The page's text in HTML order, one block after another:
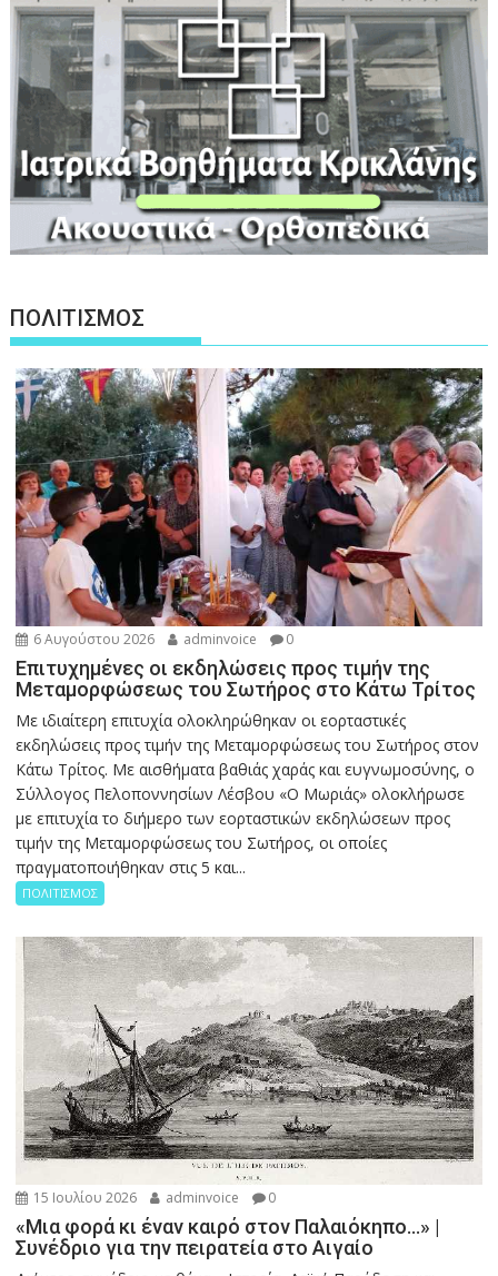
ΠΟΛΙΤΙΣΜΟΣ
6 Αυγούστου 2026 adminvoice 0
Επιτυχημένες οι εκδηλώσεις προς τιμήν της
Μεταμορφώσεως του Σωτήρος στο Κάτω Τρίτος
Με ιδιαίτερη επιτυχία ολοκληρώθηκαν οι εορταστικές
εκδηλώσεις προς τιμήν της Μεταμορφώσεως του Σωτήρος στον
Κάτω Τρίτος. Με αισθήματα βαθιάς χαράς και ευγνωμοσύνης, ο
Σύλλογος Πελοποννησίων Λέσβου «Ο Μωριάς» ολοκλήρωσε
με επιτυχία το διήμερο των εορταστικών εκδηλώσεων προς
τιμήν της Μεταμορφώσεως του Σωτήρος, οι οποίες
πραγματοποιήθηκαν στις 5 και...
ΠΟΛΙΤΙΣΜΟΣ
15 Ιουλίου 2026 adminvoice 0
«Μια φορά κι έναν καιρό στον Παλαιόκηπο…» |
Συνέδριο για την πειρατεία στο Αιγαίο